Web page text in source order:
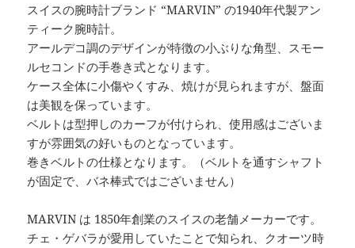
スイスの腕時計ブランド “MARVIN” の1940年代製アン
ティーク腕時計。
アールデコ調のデザインが特徴の小ぶりな角型、スモー
ルセコンドの手巻き式となります。
ケース全体に小傷やくすみ、焼けが見られますが、盤面
は美観を保っています。
ベルトは型押しのカーフが付けられ、使用感はございま
すが雰囲気の好いものとなっています。
巻きベルトの仕様となります。（ベルトを通すシャフト
が固定で、バネ棒式ではございません）
MARVIN は 1850年創業のスイスの老舗メーカーです。
チェ・ゲバラが愛用していたことで知られ、クオーツ時